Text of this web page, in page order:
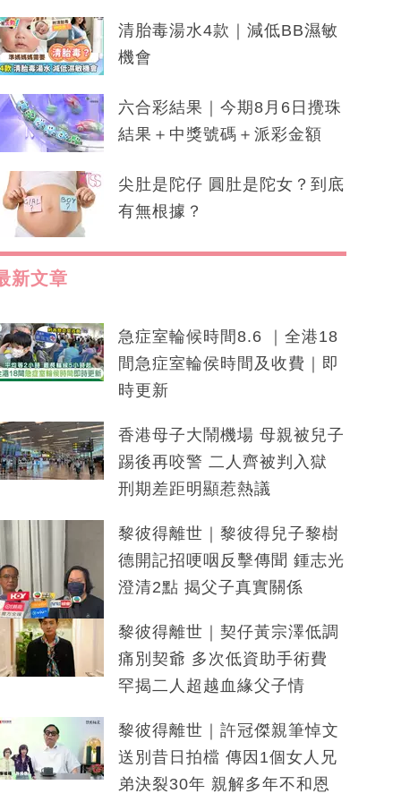
清胎毒湯水4款｜減低BB濕敏
機會
六合彩結果｜今期8月6日攪珠
結果＋中獎號碼＋派彩金額
尖肚是陀仔 圓肚是陀女？到底
有無根據？
新文章
急症室輪候時間8.6 ｜全港18
間急症室輪侯時間及收費｜即
時更新
香港母子大鬧機場 母親被兒子
踢後再咬警 二人齊被判入獄
刑期差距明顯惹熱議
黎彼得離世｜黎彼得兒子黎樹
德開記招哽咽反擊傳聞 鍾志光
澄清2點 揭父子真實關係
黎彼得離世｜契仔黃宗澤低調
痛別契爺 多次低資助手術費
罕揭二人超越血緣父子情
黎彼得離世｜許冠傑親筆悼文
送別昔日拍檔 傳因1個女人兄
弟決裂30年 親解多年不和恩